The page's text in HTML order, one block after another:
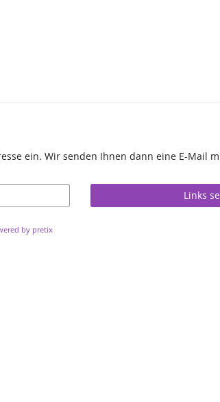
ein. Wir senden Ihnen dann eine E-Mail
Links
by pretix